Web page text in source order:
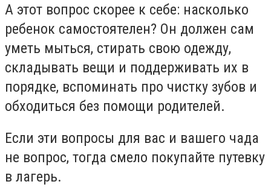
А этот вопрос скорее к себе: насколько
ребенок самостоятелен? Он должен сам
уметь мыться, стирать свою одежду,
складывать вещи и поддерживать их в
порядке, вспоминать про чистку зубов и
обходиться без помощи родителей.
Если эти вопросы для вас и вашего чада
не вопрос, тогда смело покупайте путевку
в лагерь.